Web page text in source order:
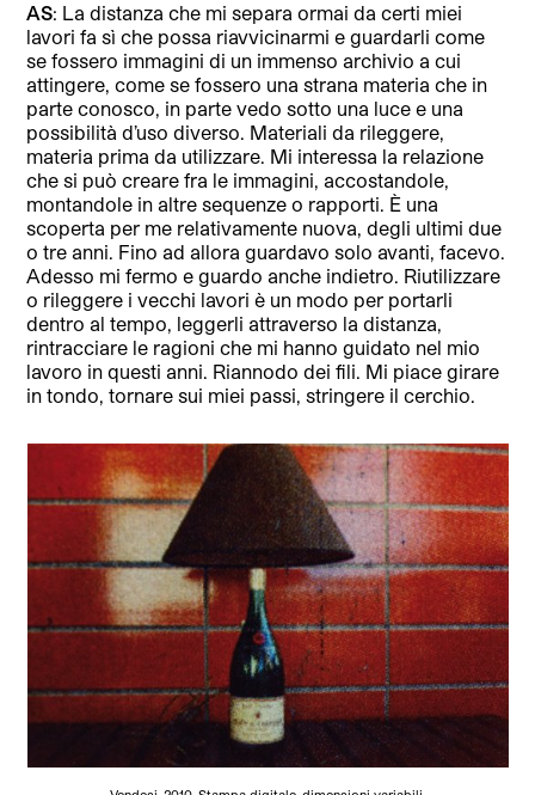
AS: La distanza che mi separa ormai da certi miei
lavori fa sì che possa riavvicinarmi e guardarli come
se fossero immagini di un immenso archivio a cui
attingere, come se fossero una strana materia che in
parte conosco, in parte vedo sotto una luce e una
possibilità d’uso diverso. Materiali da rileggere,
materia prima da utilizzare. Mi interessa la relazione
che si può creare fra le immagini, accostandole,
montandole in altre sequenze o rapporti. È una
scoperta per me relativamente nuova, degli ultimi due
o tre anni. Fino ad allora guardavo solo avanti, facevo.
Adesso mi fermo e guardo anche indietro. Riutilizzare
o rileggere i vecchi lavori è un modo per portarli
dentro al tempo, leggerli attraverso la distanza,
rintracciare le ragioni che mi hanno guidato nel mio
lavoro in questi anni. Riannodo dei fili. Mi piace girare
in tondo, tornare sui miei passi, stringere il cerchio.